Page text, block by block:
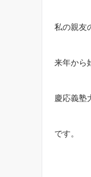
私の親友
来年から
慶応義塾
です。